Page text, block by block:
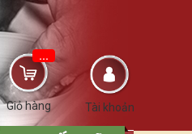
Tài khoản
Giỏ hàng
...